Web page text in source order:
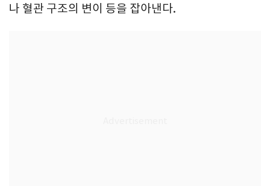
나 혈관 구조의 변이 등을 잡아낸다.